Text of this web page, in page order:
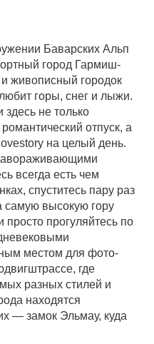
Баварских Альп
город Гармиш-
живописный городок
горы, снег и лыжи.
не только
отпуск, а
на целый день.
всегда есть чем
спуститесь пару раз
самую высокую гору
прогуляйтесь по
местом для фото-
где
разных стилей и
находятся
— замок Эльмау, куда